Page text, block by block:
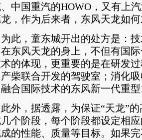
中国重汽的HOWO，又有上
，作为后来者，东风天龙如
，童东城开出的处方是：技
东风天龙的身上，不但有国
的体现，更重要的是在研发
柴联合开发的驾驶室；消化
合国际技术的东风新一代重
，据透露，为保证“天龙”的
个阶段，每个阶段都设定相
的性能、质量等目标。如果